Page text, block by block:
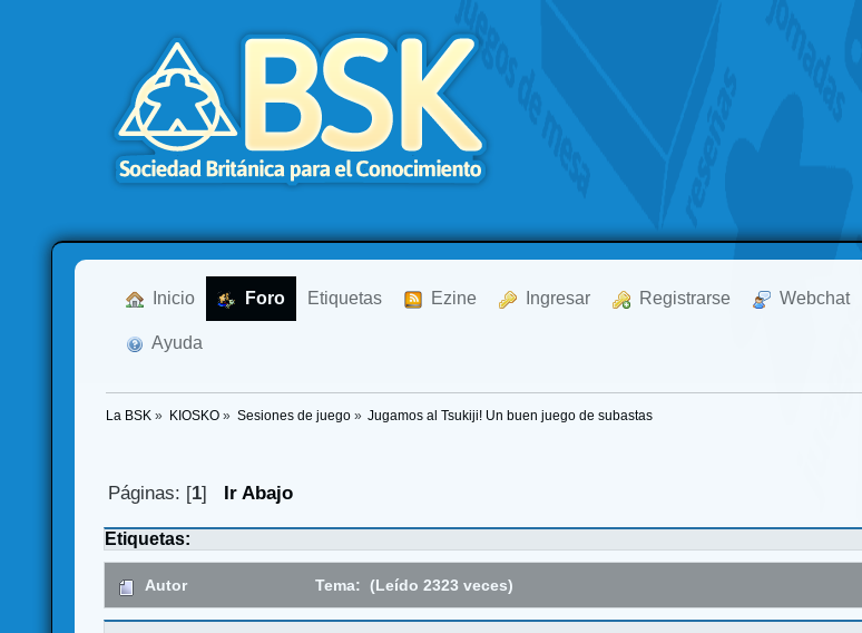
Inicio Foro Etiquetas Ezine Ingresar Registrarse Webchat
Ayuda
La BSK » KIOSKO» Sesiones de juego» Jugamos al Tsukiji! Un buen juego de subastas
Páginas: [1] Ir Abajo
Etiquetas:
Autor Tema: (Leído 2323 veces)